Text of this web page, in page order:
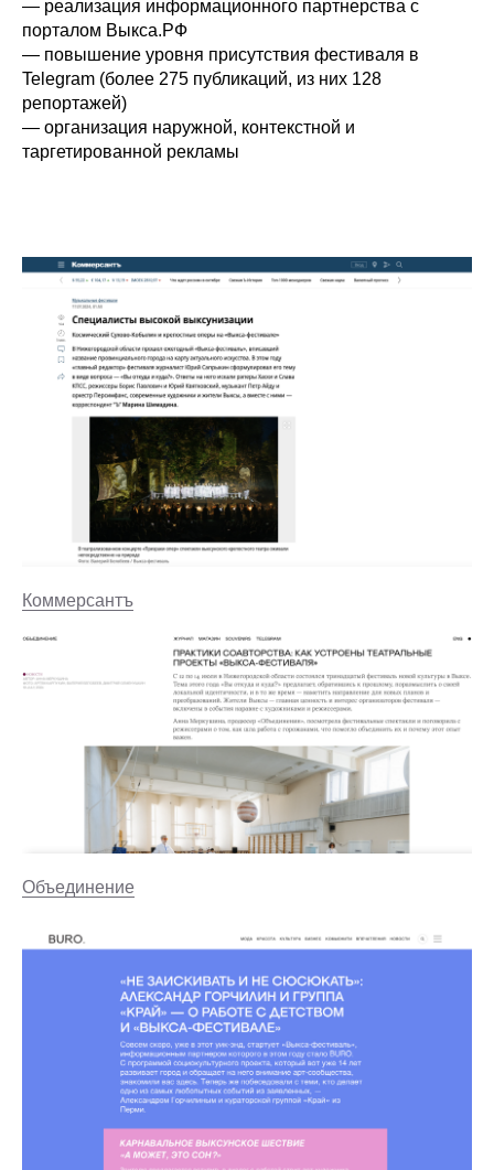
— реализация информационного партнерства с
порталом Выкса.РФ
— повышение уровня присутствия фестиваля в
Telegram (более 275 публикаций, из них 128
репортажей)
— организация наружной, контекстной и
таргетированной рекламы
Коммерсантъ
Объединение